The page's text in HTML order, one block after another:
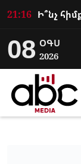
21:16
08 ՕԳՍ
2026